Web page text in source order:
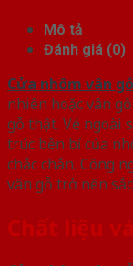
Mô tả
Đánh giá (0)
Cửa nhôm vân gỗ
nhiên hoặc vân
gỗ thật. Vẻ ngoài
trúc bền bỉ của
chắc chắn. Công
vân gỗ trở nên
Chất liệu